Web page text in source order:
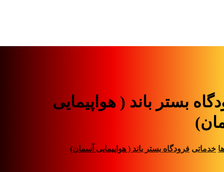
بستر باند ( هواپیمایی
خدماتی فرودگاه بستر باند ( هواپیمایی آسمان)